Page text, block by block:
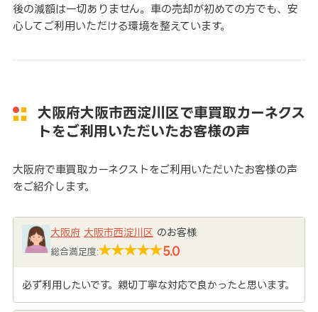
後の減額は一切ありません。車の売却が初めての方でも、安
心してご利用いただける環境を整えています。
大阪府大阪市西淀川区で車買取カーネクス
トをご利用いただいたお客様の声
大阪府で車買取カーネクストをご利用いただいたお客様の声
をご紹介します。
大阪府 大阪市西淀川区 のお客様
総合満足度: 5.0
必ず利用したいです。親切丁寧な対応で良かったと思います。